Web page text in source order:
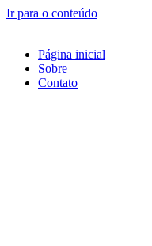
Ir para o conteúdo
Página inicial
Sobre
Contato